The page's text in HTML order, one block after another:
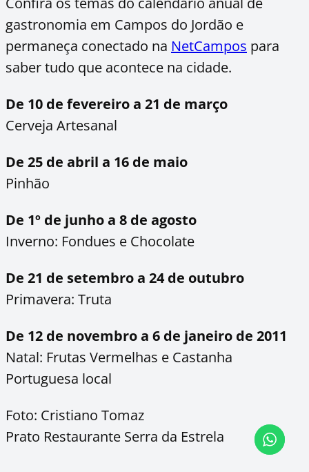
gastronomia em Campos do Jordão e
permaneça conectado na NetCampos para
saber tudo que acontece na cidade.
De 10 de fevereiro a 21 de março
Cerveja Artesanal
De 25 de abril a 16 de maio
Pinhão
De 1º de junho a 8 de agosto
Inverno: Fondues e Chocolate
De 21 de setembro a 24 de outubro
Primavera: Truta
De 12 de novembro a 6 de janeiro de 2011
Natal: Frutas Vermelhas e Castanha
Portuguesa local
Foto: Cristiano Tomaz
Prato Restaurante Serra da Estrela